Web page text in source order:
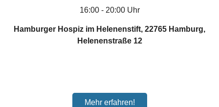
16:00 - 20:00 Uhr
Hamburger Hospiz im Helenenstift, 22765 Hamburg,
Helenenstraße 12
Mehr erfahren!